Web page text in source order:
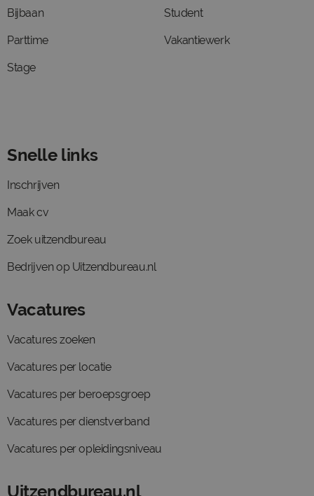
Bijbaan
Parttime
Stage
Student
Vakantiewerk
Snelle links
Inschrijven
Maak cv
Zoek uitzendbureau
Bedrijven op Uitzendbureau.nl
Vacatures
Vacatures zoeken
Vacatures per locatie
Vacatures per beroepsgroep
Vacatures per dienstverband
Vacatures per opleidingsniveau
Uitzendbureau.nl